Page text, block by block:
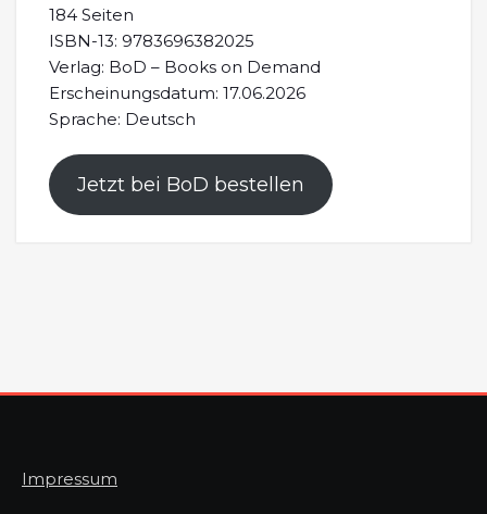
184 Seiten
ISBN-13: 9783696382025
Verlag: BoD – Books on Demand
Erscheinungsdatum: 17.06.2026
Sprache: Deutsch
Jetzt bei BoD bestellen
Impressum